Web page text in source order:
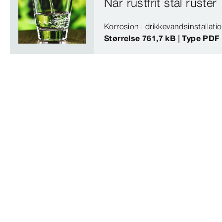
Korrosion i
Størrelse 761,7 kB | Type PDF